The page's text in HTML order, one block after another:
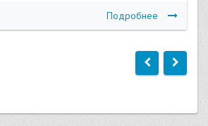
Подробнее